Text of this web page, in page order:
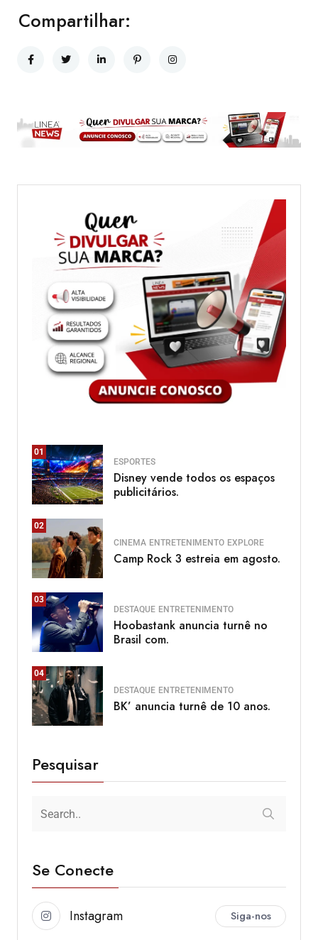
Compartilhar:
01
ESPORTES
Disney vende todos os espaços
publicitários.
02
CINEMA ENTRETENIMENTO EXPLORE
Camp Rock 3 estreia em agosto.
03
DESTAQUE ENTRETENIMENTO
Hoobastank anuncia turnê no
Brasil com.
04
DESTAQUE ENTRETENIMENTO
BK’ anuncia turnê de 10 anos.
Pesquisar
Se Conecte
Instagram Siga-nos